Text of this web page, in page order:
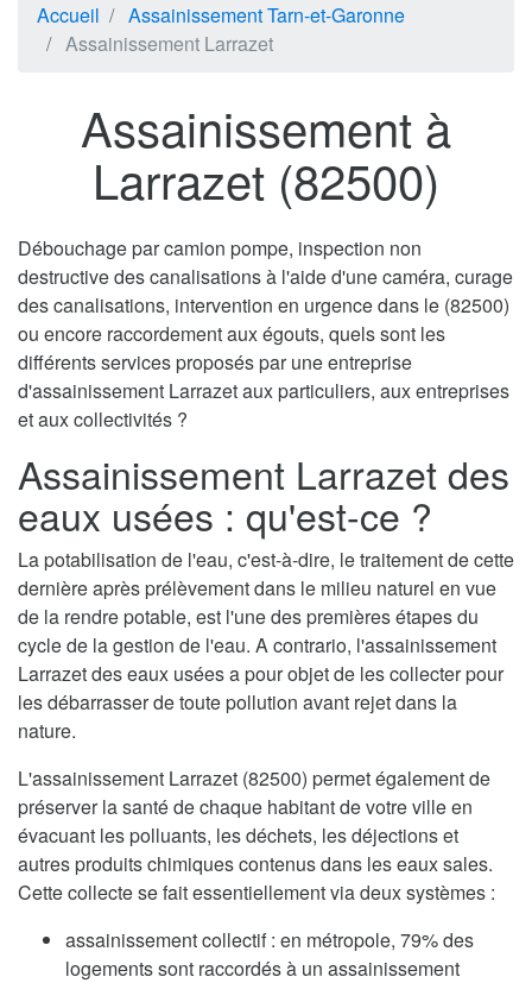
Accueil
Assainissement Tarn-et-Garonne
Assainissement Larrazet
Assainissement à
Larrazet (82500)
Débouchage par camion pompe, inspection non
destructive des canalisations à l'aide d'une caméra, curage
des canalisations, intervention en urgence dans le (82500)
ou encore raccordement aux égouts, quels sont les
différents services proposés par une entreprise
d'assainissement Larrazet aux particuliers, aux entreprises
et aux collectivités ?
Assainissement Larrazet des
eaux usées : qu'est-ce ?
La potabilisation de l'eau, c'est-à-dire, le traitement de cette
dernière après prélèvement dans le milieu naturel en vue
de la rendre potable, est l'une des premières étapes du
cycle de la gestion de l'eau. A contrario, l'assainissement
Larrazet des eaux usées a pour objet de les collecter pour
les débarrasser de toute pollution avant rejet dans la
nature.
L'assainissement Larrazet (82500) permet également de
préserver la santé de chaque habitant de votre ville en
évacuant les polluants, les déchets, les déjections et
autres produits chimiques contenus dans les eaux sales.
Cette collecte se fait essentiellement via deux systèmes :
assainissement collectif : en métropole, 79% des
logements sont raccordés à un assainissement